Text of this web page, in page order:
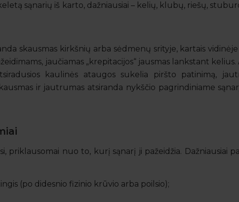
sąnarių iš karto, dažniausiai – kelių, klubų, riešų,
skausmas kirkšnių arba sėdmenų srityje, kartais
jaučiamas „krepitacijos“ jausmas lankstant
kaulinės ataugos sukelia piršto patinimą,
ir jautrumas atsiranda nykščio pagrindiniame
priklausomai nuo to, kurį sąnarį ji pažeidžia. Dažniausiai
(po didesnio fizinio krūvio arba poilsio);